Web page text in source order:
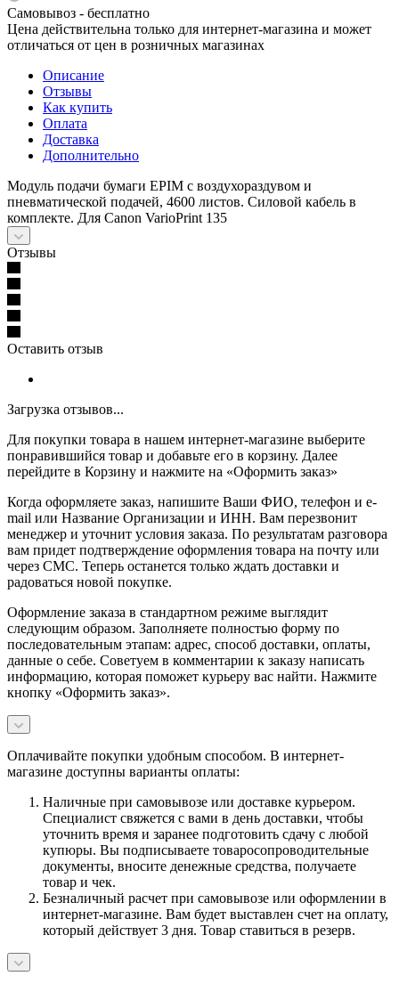
Самовывоз - бесплатно
Цена действительна только для интернет-магазина и может
отличаться от цен в розничных магазинах
Описание
Отзывы
Как купить
Оплата
Доставка
Дополнительно
Модуль подачи бумаги EPIM с воздухораздувом и
пневматической подачей, 4600 листов. Силовой кабель в
комплекте. Для Canon VarioPrint 135
Отзывы
Оставить отзыв
Загрузка отзывов...
Для покупки товара в нашем интернет-магазине выберите
понравившийся товар и добавьте его в корзину. Далее
перейдите в Корзину и нажмите на «Оформить заказ»
Когда оформляете заказ, напишите Ваши ФИО, телефон и e-
mail или Название Организации и ИНН. Вам перезвонит
менеджер и уточнит условия заказа. По результатам разговора
вам придет подтверждение оформления товара на почту или
через СМС. Теперь останется только ждать доставки и
радоваться новой покупке.
Оформление заказа в стандартном режиме выглядит
следующим образом. Заполняете полностью форму по
последовательным этапам: адрес, способ доставки, оплаты,
данные о себе. Советуем в комментарии к заказу написать
информацию, которая поможет курьеру вас найти. Нажмите
кнопку «Оформить заказ».
Оплачивайте покупки удобным способом. В интернет-
магазине доступны варианты оплаты:
Наличные при самовывозе или доставке курьером.
Специалист свяжется с вами в день доставки, чтобы
уточнить время и заранее подготовить сдачу с любой
купюры. Вы подписываете товаросопроводительные
документы, вносите денежные средства, получаете
товар и чек.
Безналичный расчет при самовывозе или оформлении в
интернет-магазине. Вам будет выставлен счет на оплату,
который действует 3 дня. Товар ставиться в резерв.